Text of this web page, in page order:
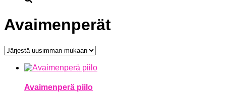
Avaimenperät
Avaimenperä piilo